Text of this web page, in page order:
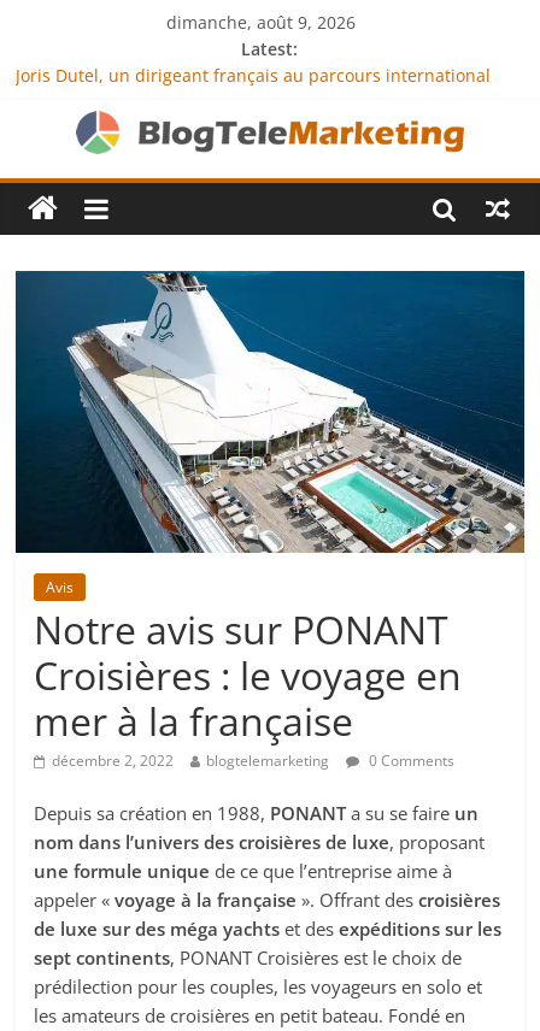
dimanche, août 9, 2026
Latest:
Joris Dutel, un dirigeant français au parcours international
Agria Assurance Animaux : comment l’entreprise se
démarque-t-elle de la concurrence ?
JCA Academy : l’excellence au service de l’indépendance
financière
Denis Bouclon : la diplomatie éducative comme moteur de
Next Terra International : des solutions logistiques au service
du commerce international
Avis
Notre avis sur PONANT
Croisières : le voyage en
mer à la française
décembre 2, 2022 blogtelemarketing 0 Comments
Depuis sa création en 1988, PONANTa su se faire un
nom dans l’univers des croisières de luxe, proposant
une formule unique de ce que l’entreprise aime à
appeler «voyage à la française ». Offrant descroisières
de luxe sur des méga yachts et desexpéditions sur les
sept continents, PONANT Croisières est le choix de
prédilection pour les couples, les voyageurs en solo et
les amateurs de croisières en petit bateau. Fondé en